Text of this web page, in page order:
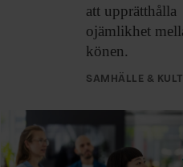
att upprätthålla
ojämlikhet
könen.
SAMHÄLLE &